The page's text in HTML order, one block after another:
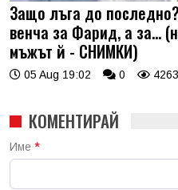
Защо лъга до
венча за Фарид, а за...
мъжът й - СНИМКИ)
05 Aug 19:02 0
КОМЕНТИРАЙ
Име *